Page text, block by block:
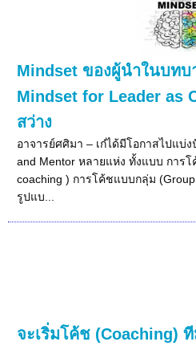
Mindset ของผู้นำในบท
Mindset for Leader as
สว่าง
อาจารย์ศศิมา – เก๋ได้มีโอกาสไปแบ่ง
and Mentor หลายแห่ง ทั้งแบบ การ
coaching ) การโค้ชแบบกลุ่ม
รูปแบ...
จะเริ่มโค้ช (Coaching)